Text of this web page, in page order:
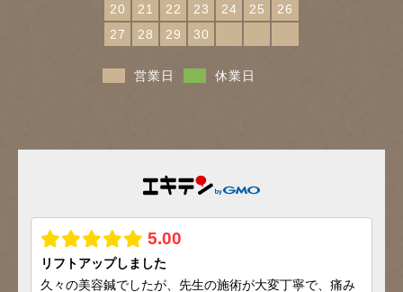
20
21 22 23 24 25
26
27
28 29 30
営業日 休業日